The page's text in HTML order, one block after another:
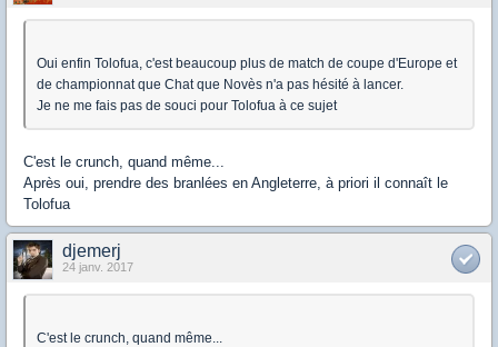
Oui enfin Tolofua, c'est beaucoup plus de match de coupe d'Europe et
de championnat que Chat que Novès n'a pas hésité à lancer.
Je ne me fais pas de souci pour Tolofua à ce sujet
C'est le crunch, quand même...
Après oui, prendre des branlées en Angleterre, à priori il connaît le
Tolofua
djemerj
24 janv. 2017
C'est le crunch, quand même...